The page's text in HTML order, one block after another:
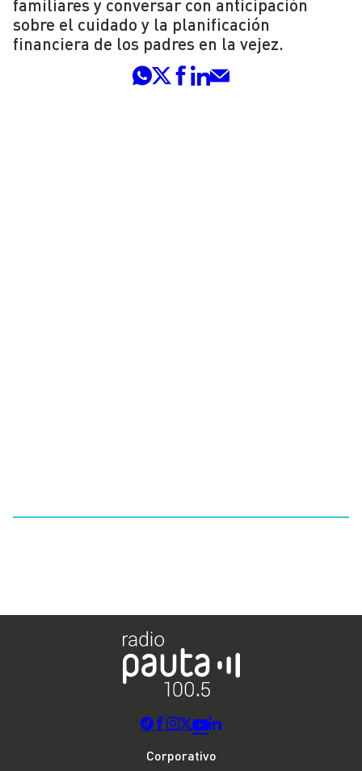
familiares y conversar con anticipación
sobre el cuidado y la planificación
financiera de los padres en la vejez.
Corporativo